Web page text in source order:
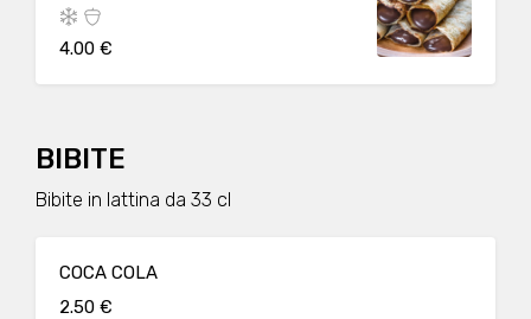
4.00 €
BIBITE
Bibite in lattina da 33 cl
COCA COLA
2.50 €